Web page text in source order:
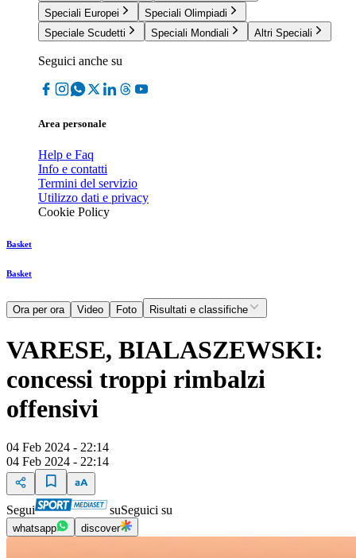
Speciali Europei
Speciali Olimpiadi
Speciale Scudetti
Speciali Mondiali Altri Speciali
Seguici anche su
Area personale
Help e Faq
Info e contatti
Termini del servizio
Utilizzo dati e privacy
Cookie Policy
Basket
Basket
Ora per ora Video Foto Risultati e classifiche
VARESE, BIALASZEWSKI:
concessi troppi rimbalzi
offensivi
04 Feb 2024 - 22:14
04 Feb 2024 - 22:14
Segui suSeguici su
whatsapp discover